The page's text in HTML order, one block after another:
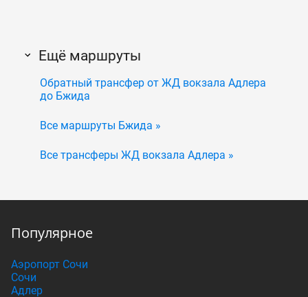
Ещё маршруты
Обратный трансфер от ЖД вокзала Адлера
до Бжида
Все маршруты Бжида »
Все трансферы ЖД вокзала Адлера »
Популярное
Аэропорт Сочи
Сочи
Адлер